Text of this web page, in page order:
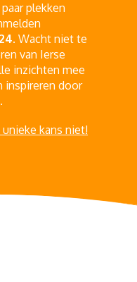
plekken
. Wacht niet te
van Ierse
inzichten mee
inspireren door
kans niet!